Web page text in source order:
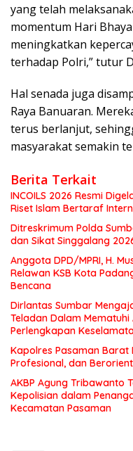
yang telah
momentum Hari
meningkatkan
terhadap Polri,” tutur
Hal senada juga
Raya Banuaran.
terus berlanjut,
masyarakat semakin
Berita Terkait
INCOILS 2026 Resmi
Riset Islam Bertaraf
Ditreskrimum Polda
dan Sikat Singgalang
Anggota DPD/MPRI, H.
Relawan KSB Kota
Bencana
Dirlantas Sumbar
Teladan Dalam
Perlengkapan
Kapolres Pasaman
Profesional, dan
AKBP Agung Tribawanto
Kepolisian dalam
Kecamatan Pasaman